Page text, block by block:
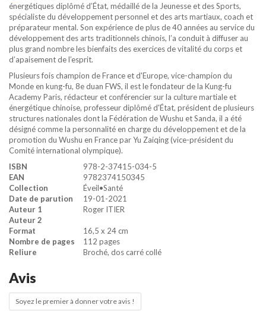
énergétiques diplômé d’État, médaillé de la Jeunesse et des Sports,
spécialiste du développement personnel et des arts martiaux, coach et
préparateur mental. Son expérience de plus de 40 années au service du
développement des arts traditionnels chinois, l’a conduit à diffuser au
plus grand nombre les bienfaits des exercices de vitalité du corps et
d’apaisement de l’esprit.
Plusieurs fois champion de France et d'Europe, vice-champion du
Monde en kung-fu, 8e duan FWS, il est le fondateur de la Kung-fu
Academy Paris, rédacteur et conférencier sur la culture martiale et
énergétique chinoise, professeur diplômé d'État, président de plusieurs
structures nationales dont la Fédération de Wushu et Sanda, il a été
désigné comme la personnalité en charge du développement et de la
promotion du Wushu en France par Yu Zaiqing (vice-président du
Comité international olympique).
ISBN
978-2-37415-034-5
EAN
9782374150345
Collection
Éveil•Santé
Date de parution
19-01-2021
Auteur 1
Roger ITIER
Auteur 2
Format
16,5 x 24 cm
Nombre de pages
112 pages
Reliure
Broché, dos carré collé
Avis
Soyez le premier à donner votre avis !